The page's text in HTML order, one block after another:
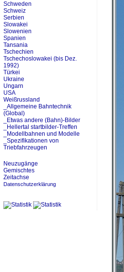
Schweden
Schweiz
Serbien
Slowakei
Slowenien
Spanien
Tansania
Tschechien
Tschechoslowakei (bis Dez.
1992)
Türkei
Ukraine
Ungarn
USA
Weißrussland
_Allgemeine Bahntechnik
(Global)
_Etwas andere (Bahn)-Bilder
_Hellertal startbilder-Treffen
_Modellbahnen und Modelle
_Spezifikationen von
Triebfahrzeugen
Neuzugänge
Gemischtes
Zeitachse
Datenschutzerklärung